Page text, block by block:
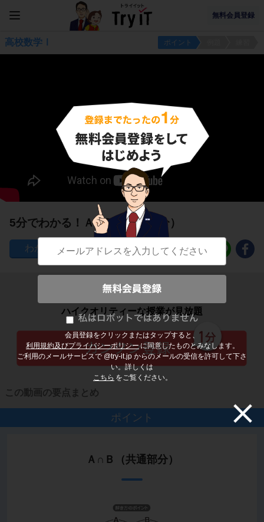
無料会員登録
会員登録をクリックまたはタップすると、
利用規約及びプライバシーポリシー に同意したものとみなします。
ご利用のメールサービスで @try-it.jp からのメールの受信を許可して下さ
い。詳しくは
こちら をご覧ください。
高校数学Ⅰ ポイント
5分でわかる！Ａ∩Ｂ（共通部分）
277
子どもの勉強から大人の学び直しまで
ハイクオリティーな授業が見放題
この動画の要点まとめ
ポイント
Ａ∩Ｂ（共通部分）